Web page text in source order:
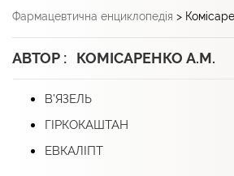
Фармацевтична енциклопедія >
АВТОР : КОМІСАРЕНКО А.М.
В’ЯЗЕЛЬ
ГІРКОКАШТАН
ЕВКАЛІПТ